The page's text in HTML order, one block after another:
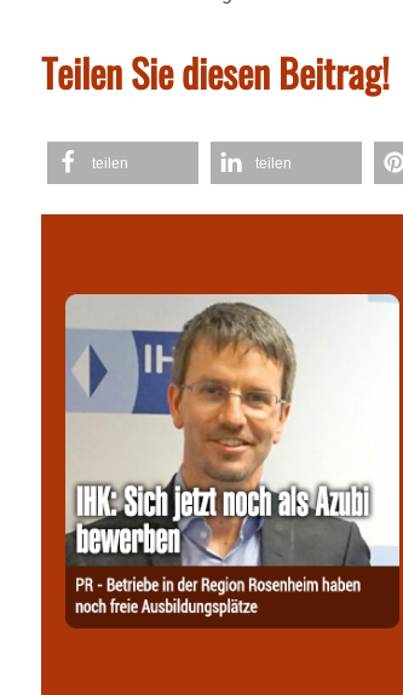
Teilen Sie diesen Beitrag!
teilen teilen